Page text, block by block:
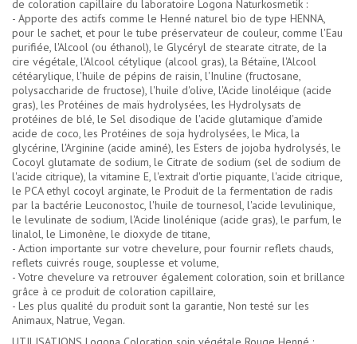
de coloration capillaire du laboratoire Logona Naturkosmetik :
- Apporte des actifs comme le Henné naturel bio de type HENNA,
pour le sachet, et pour le tube préservateur de couleur, comme l'Eau
purifiée, l'Alcool (ou éthanol), le Glycéryl de stearate citrate, de la
cire végétale, l'Alcool cétylique (alcool gras), la Bétaïne, l'Alcool
cétéarylique, l'huile de pépins de raisin, l'Inuline (fructosane,
polysaccharide de fructose), l'huile d'olive, l'Acide linoléique (acide
gras), les Protéines de maïs hydrolysées, les Hydrolysats de
protéines de blé, le Sel disodique de l'acide glutamique d'amide
acide de coco, les Protéines de soja hydrolysées, le Mica, la
glycérine, l'Arginine (acide aminé), les Esters de jojoba hydrolysés, le
Cocoyl glutamate de sodium, le Citrate de sodium (sel de sodium de
l'acide citrique), la vitamine E, l'extrait d'ortie piquante, l'acide citrique,
le PCA ethyl cocoyl arginate, le Produit de la fermentation de radis
par la bactérie Leuconostoc, l'huile de tournesol, l'acide levulinique,
le levulinate de sodium, l'Acide linolénique (acide gras), le parfum, le
linalol, le Limonène, le dioxyde de titane,
- Action importante sur votre chevelure, pour fournir reflets chauds,
reflets cuivrés rouge, souplesse et volume,
- Votre chevelure va retrouver également coloration, soin et brillance
grâce à ce produit de coloration capillaire,
- Les plus qualité du produit sont la garantie, Non testé sur les
Animaux, Natrue, Vegan.